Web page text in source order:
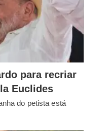
para recriar
Euclides
do petista está